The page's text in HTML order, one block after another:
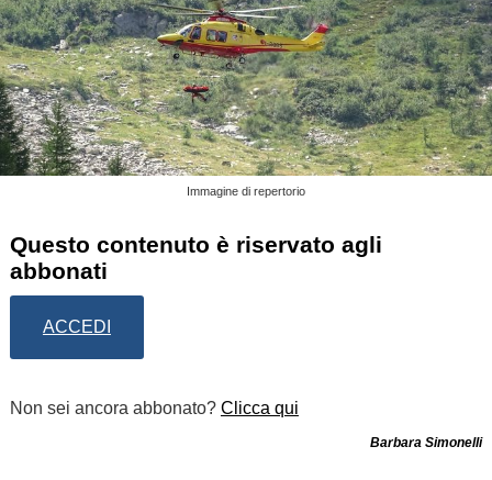
Immagine di repertorio
Questo contenuto è riservato agli
abbonati
ACCEDI
Non sei ancora abbonato? Clicca qui
Barbara Simonelli